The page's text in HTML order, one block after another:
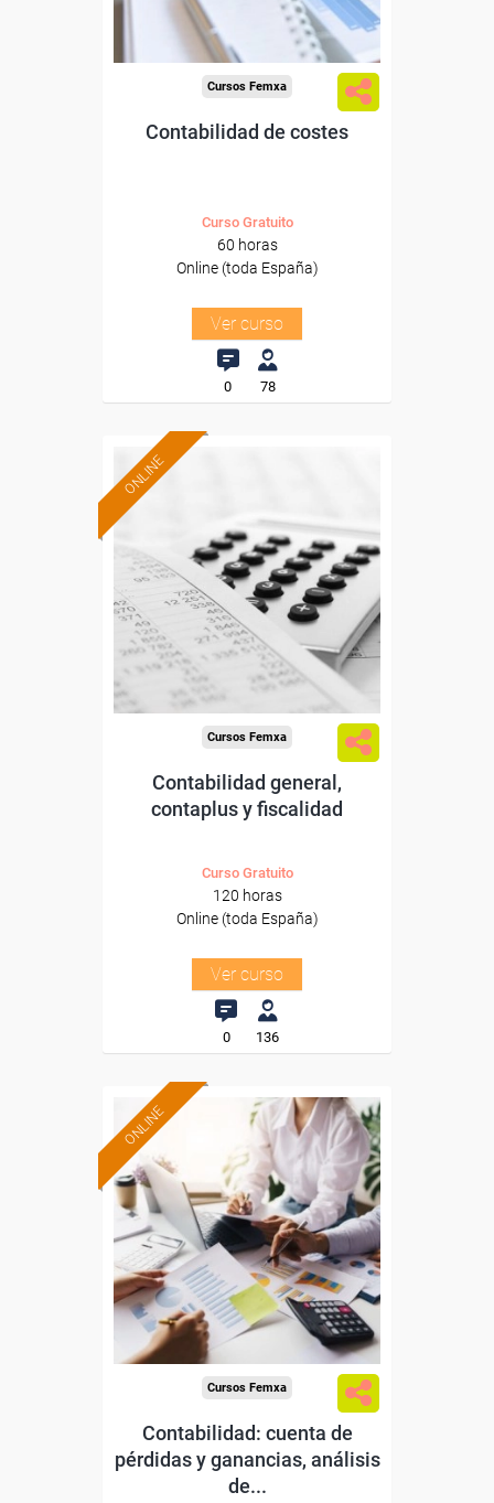
-Administración.
Cursos Femxa
Contabilidad de costes
Curso Gratuito
60 horas
Online (toda España)
Ver curso
0 78
ONLINE
subvencionada.
Para desempleados,
trabajadores y autónomos.
Sector
-Administración.
Cursos Femxa
Contabilidad general,
contaplus y fiscalidad
Curso Gratuito
120 horas
Online (toda España)
Ver curso
0 136
ONLINE
Formación 100%
subvencionada.
Para desempleados,
trabajadores y autónomos.
Sector
-Industria Química.
Cursos Femxa
Contabilidad: cuenta de
pérdidas y ganancias, análisis
de...